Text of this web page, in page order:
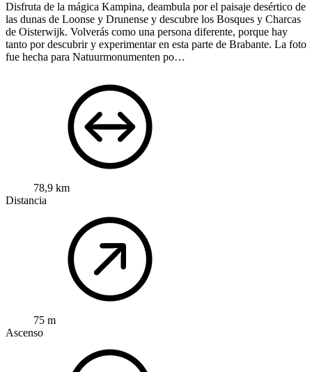
Disfruta de la mágica Kampina, deambula por el paisaje desértico de
las dunas de Loonse y Drunense y descubre los Bosques y Charcas
de Oisterwijk. Volverás como una persona diferente, porque hay
tanto por descubrir y experimentar en esta parte de Brabante. La foto
fue hecha para Natuurmonumenten po…
78,9 km
Distancia
75 m
Ascenso